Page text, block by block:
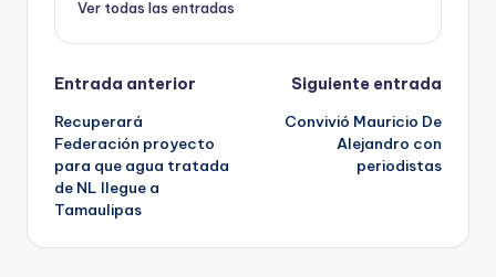
Ver todas las entradas
Navegación
de
entradas
Entrada anterior
Recuperará
Federación proyecto
para que agua tratada
de NL llegue a
Tamaulipas
Siguiente entrada
Convivió Mauricio De
Alejandro con
periodistas